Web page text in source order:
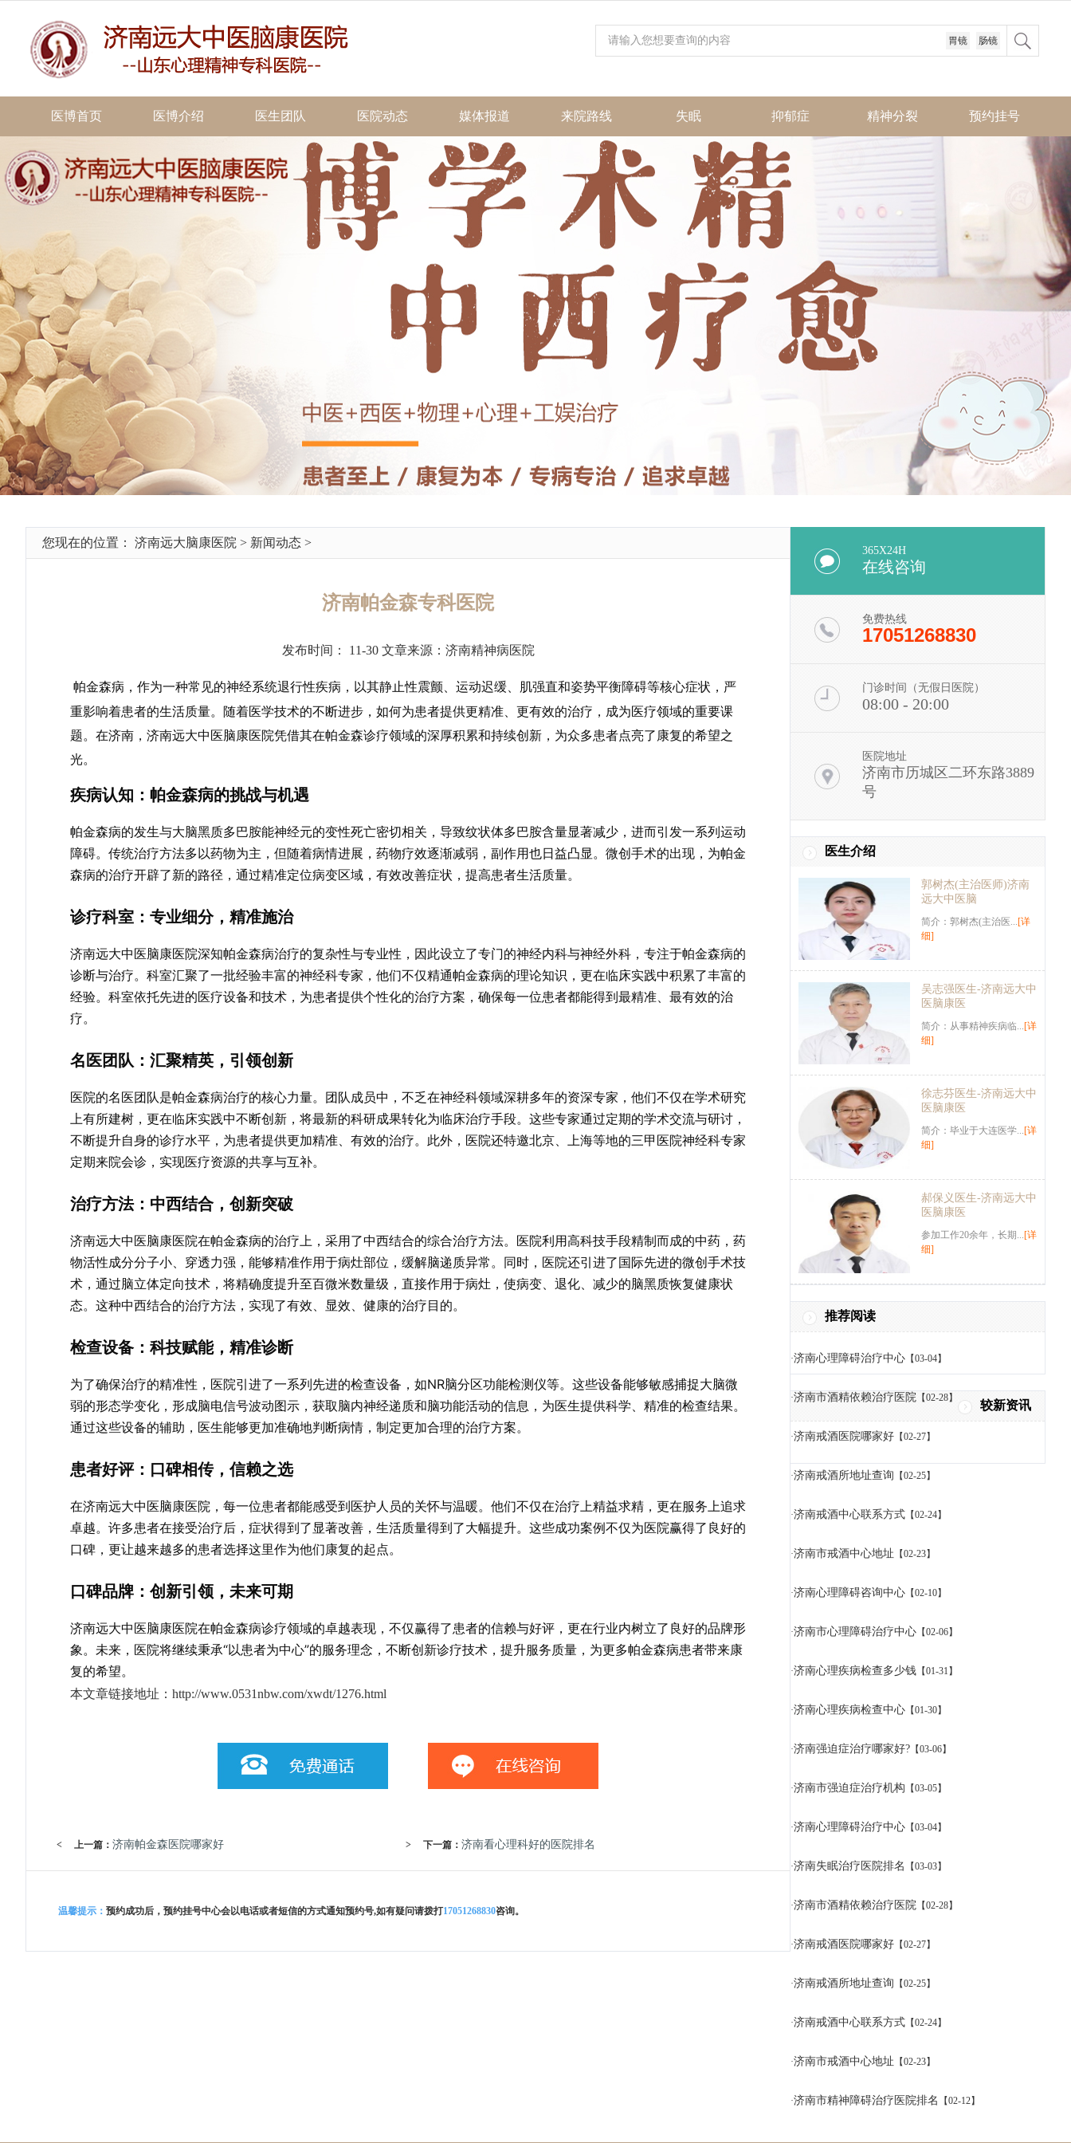
胃镜 肠镜
医博首页 医博介绍 医生团队 医院动态 媒体报道 来院路线 失眠 抑郁症 精神分裂 预约挂号
您现在的位置： 济南远大脑康医院 > 新闻动态 >
济南帕金森专科医院
发布时间： 11-30 文章来源： 济南精神病医院
帕金森病，作为一种常见的神经系统退行性疾病，以其静止性震颤、运动迟缓、肌强直和姿势平衡障碍等核心症状，严
重影响着患者的生活质量。随着医学技术的不断进步，如何为患者提供更精准、更有效的治疗，成为医疗领域的重要课
题。在济南，济南远大中医脑康医院凭借其在帕金森诊疗领域的深厚积累和持续创新，为众多患者点亮了康复的希望之
光。
疾病认知：帕金森病的挑战与机遇
帕金森病的发生与大脑黑质多巴胺能神经元的变性死亡密切相关，导致纹状体多巴胺含量显著减少，进而引发一系列运动
障碍。传统治疗方法多以药物为主，但随着病情进展，药物疗效逐渐减弱，副作用也日益凸显。微创手术的出现，为帕金
森病的治疗开辟了新的路径，通过精准定位病变区域，有效改善症状，提高患者生活质量。
诊疗科室：专业细分，精准施治
济南远大中医脑康医院深知帕金森病治疗的复杂性与专业性，因此设立了专门的神经内科与神经外科，专注于帕金森病的
诊断与治疗。科室汇聚了一批经验丰富的神经科专家，他们不仅精通帕金森病的理论知识，更在临床实践中积累了丰富的
经验。科室依托先进的医疗设备和技术，为患者提供个性化的治疗方案，确保每一位患者都能得到最精准、最有效的治
疗。
名医团队：汇聚精英，引领创新
医院的名医团队是帕金森病治疗的核心力量。团队成员中，不乏在神经科领域深耕多年的资深专家，他们不仅在学术研究
上有所建树，更在临床实践中不断创新，将最新的科研成果转化为临床治疗手段。这些专家通过定期的学术交流与研讨，
不断提升自身的诊疗水平，为患者提供更加精准、有效的治疗。此外，医院还特邀北京、上海等地的三甲医院神经科专家
定期来院会诊，实现医疗资源的共享与互补。
治疗方法：中西结合，创新突破
济南远大中医脑康医院在帕金森病的治疗上，采用了中西结合的综合治疗方法。医院利用高科技手段精制而成的中药，药
物活性成分分子小、穿透力强，能够精准作用于病灶部位，缓解脑递质异常。同时，医院还引进了国际先进的微创手术技
术，通过脑立体定向技术，将精确度提升至百微米数量级，直接作用于病灶，使病变、退化、减少的脑黑质恢复健康状
态。这种中西结合的治疗方法，实现了有效、显效、健康的治疗目的。
检查设备：科技赋能，精准诊断
为了确保治疗的精准性，医院引进了一系列先进的检查设备，如NR脑分区功能检测仪等。这些设备能够敏感捕捉大脑微
弱的形态学变化，形成脑电信号波动图示，获取脑内神经递质和脑功能活动的信息，为医生提供科学、精准的检查结果。
通过这些设备的辅助，医生能够更加准确地判断病情，制定更加合理的治疗方案。
患者好评：口碑相传，信赖之选
在济南远大中医脑康医院，每一位患者都能感受到医护人员的关怀与温暖。他们不仅在治疗上精益求精，更在服务上追求
卓越。许多患者在接受治疗后，症状得到了显著改善，生活质量得到了大幅提升。这些成功案例不仅为医院赢得了良好的
口碑，更让越来越多的患者选择这里作为他们康复的起点。
口碑品牌：创新引领，未来可期
济南远大中医脑康医院在帕金森病诊疗领域的卓越表现，不仅赢得了患者的信赖与好评，更在行业内树立了良好的品牌形
象。未来，医院将继续秉承“以患者为中心”的服务理念，不断创新诊疗技术，提升服务质量，为更多帕金森病患者带来康
复的希望。
本文章链接地址： http://www.0531nbw.com/xwdt/1276.html
< 上一篇： 济南帕金森医院哪家好 > 下一篇： 济南看心理科好的医院排名
温馨提示： 预约成功后，预约挂号中心会以电话或者短信的方式通知预约号,如有疑问请拨打17051268830咨询。
365X24H
在线咨询
免费热线
17051268830
门诊时间（无假日医院）
08:00 - 20:00
医院地址
济南市历城区二环东路3889
号
医生介绍
郭树杰(主治医师)济南
远大中医脑
简介：郭树杰(主治医...[详
细]
吴志强医生-济南远大中
医脑康医
简介：从事精神疾病临...[详
细]
徐志芬医生-济南远大中
医脑康医
简介：毕业于大连医学...[详
细]
郝保义医生-济南远大中
医脑康医
参加工作20余年，长期...[详
细]
推荐阅读
·济南心理障碍治疗中心 【03-04】
·济南市酒精依赖治疗医院 【02-28】
·济南戒酒医院哪家好 【02-27】
·济南戒酒所地址查询 【02-25】
·济南戒酒中心联系方式 【02-24】
·济南市戒酒中心地址 【02-23】
·济南心理障碍咨询中心 【02-10】
·济南市心理障碍治疗中心 【02-06】
·济南心理疾病检查多少钱 【01-31】
·济南心理疾病检查中心 【01-30】
较新资讯
·济南强迫症治疗哪家好? 【03-06】
·济南市强迫症治疗机构 【03-05】
·济南心理障碍治疗中心 【03-04】
·济南失眠治疗医院排名 【03-03】
·济南市酒精依赖治疗医院 【02-28】
·济南戒酒医院哪家好 【02-27】
·济南戒酒所地址查询 【02-25】
·济南戒酒中心联系方式 【02-24】
·济南市戒酒中心地址 【02-23】
·济南市精神障碍治疗医院排名 【02-12】